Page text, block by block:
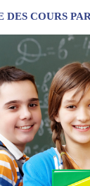
DES COURS